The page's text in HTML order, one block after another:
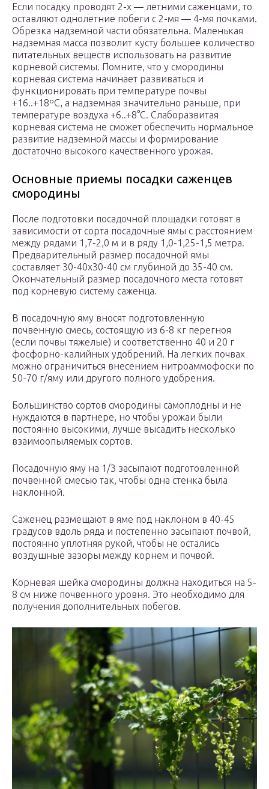
Если посадку проводят 2-х — летними саженцами, то
оставляют однолетние побеги с 2-мя — 4-мя почками.
Обрезка надземной части обязательна. Маленькая
надземная масса позволит кусту большее количество
питательных веществ использовать на развитие
корневой системы. Помните, что у смородины
корневая система начинает развиваться и
функционировать при температуре почвы
+16..+18ºС, а надземная значительно раньше, при
температуре воздуха +6..+8°С. Слаборазвитая
корневая система не сможет обеспечить нормальное
развитие надземной массы и формирование
достаточно высокого качественного урожая.
Основные приемы посадки саженцев
смородины
После подготовки посадочной площадки готовят в
зависимости от сорта посадочные ямы с расстоянием
между рядами 1,7-2,0 м и в ряду 1,0-1,25-1,5 метра.
Предварительный размер посадочной ямы
составляет 30-40х30-40 см глубиной до 35-40 см.
Окончательный размер посадочного места готовят
под корневую систему саженца.
В посадочную яму вносят подготовленную
почвенную смесь, состоящую из 6-8 кг перегноя
(если почвы тяжелые) и соответственно 40 и 20 г
фосфорно-калийных удобрений. На легких почвах
можно ограничиться внесением нитроаммофоски по
50-70 г/яму или другого полного удобрения.
Большинство сортов смородины самоплодны и не
нуждаются в партнере, но чтобы урожаи были
постоянно высокими, лучше высадить несколько
взаимоопыляемых сортов.
Посадочную яму на 1/3 засыпают подготовленной
почвенной смесью так, чтобы одна стенка была
наклонной.
Саженец размещают в яме под наклоном в 40-45
градусов вдоль ряда и постепенно засыпают почвой,
постоянно уплотняя рукой, чтобы не остались
воздушные зазоры между корнем и почвой.
Корневая шейка смородины должна находиться на 5-
8 см ниже почвенного уровня. Это необходимо для
получения дополнительных побегов.